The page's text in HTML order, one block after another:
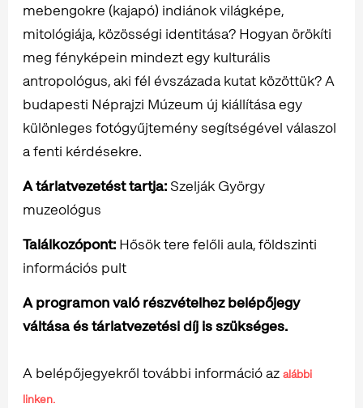
mebengokre (kajapó) indiánok világképe,
mitológiája, közösségi identitása? Hogyan örökíti
meg fényképein mindezt egy kulturális
antropológus, aki fél évszázada kutat közöttük? A
budapesti Néprajzi Múzeum új kiállítása egy
különleges fotógyűjtemény segítségével válaszol
a fenti kérdésekre.
A tárlatvezetést tartja: Szelják György
muzeológus
Találkozópont: Hősök tere felőli aula, földszinti
információs pult
A programon való részvételhez belépőjegy
váltása és tárlatvezetési díj is szükséges.
A belépőjegyekről további információ az alábbi
linken.